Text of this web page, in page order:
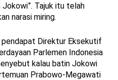
Tajuk itu telah
narasi miring.
Direktur Eksekutif
Parlemen Indonesia
kalau batin Jokowi
Prabowo-Megawati